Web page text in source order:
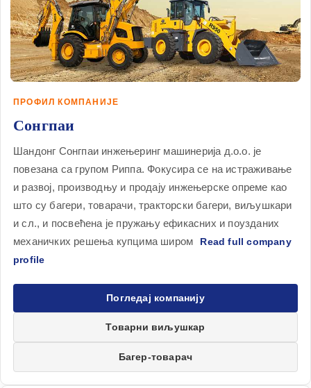
ПРОФИЛ КОМПАНИЈЕ
Сонгпаи
Шандонг Сонгпаи инжењеринг машинерија д.о.о. је
повезана са групом Риппа. Фокусира се на истраживање
и развој, производњу и продају инжењерске опреме као
што су багери, товарачи, тракторски багери, виљушкари
и сл., и посвећена је пружању ефикасних и поузданих
механичких решења купцима широм
Погледај компанију
Товарни виљушкар
Багер-товарач